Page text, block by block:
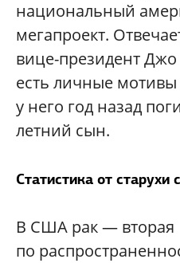
национальный
мегапроект.
вице-президент Джо
есть личные мотивы
у него год назад
летний сын.
Статистика от старухи
В США рак — вторая
по